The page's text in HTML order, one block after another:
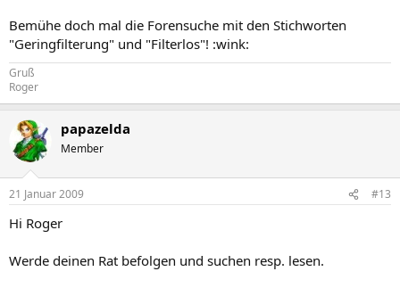
Bemühe doch mal die Forensuche mit den Stichworten
"Geringfilterung" und "Filterlos"! :wink:
Gruß
Roger
papazelda
Member
21 Januar 2009 #13
Hi Roger
Werde deinen Rat befolgen und suchen resp. lesen.